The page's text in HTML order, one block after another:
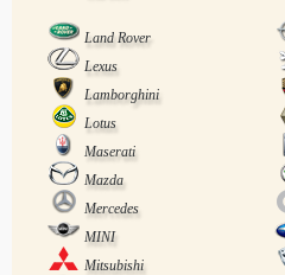
Land Rover
Lexus
Lamborghini
Lotus
Maserati
Mazda
Mercedes
MINI
Mitsubishi